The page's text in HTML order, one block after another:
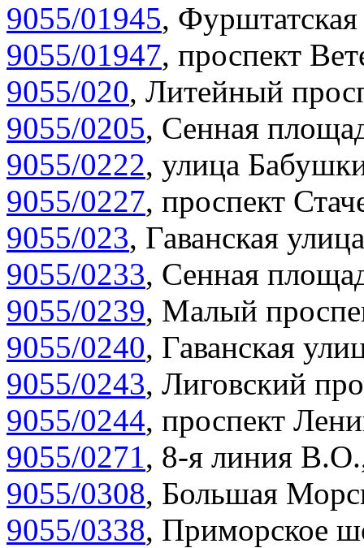
9055/01945,
9055/01947, проспект
9055/020, Литейный
9055/0205, Сенная
9055/0222, улица
9055/0227, проспект
9055/023, Гаванская
9055/0233, Сенная
9055/0239, Малый
9055/0240, Гаванская
9055/0243, Лиговский
9055/0244, проспект
9055/0271, 8-я линия
9055/0308, Большая
9055/0338, Приморское